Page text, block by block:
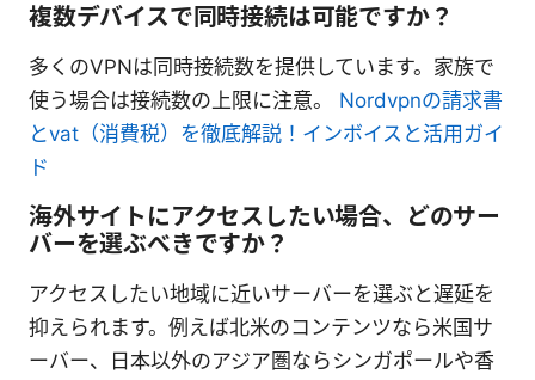
複数デバイスで同時接続は可能ですか？
多くのVPNは同時接続数を提供しています。家族で
使う場合は接続数の上限に注意。 Nordvpnの請求書
とvat（消費税）を徹底解説！インボイスと活用ガイ
ド
海外サイトにアクセスしたい場合、どのサー
バーを選ぶべきですか？
アクセスしたい地域に近いサーバーを選ぶと遅延を
抑えられます。例えば北米のコンテンツなら米国サ
ーバー、日本以外のアジア圏ならシンガポールや香